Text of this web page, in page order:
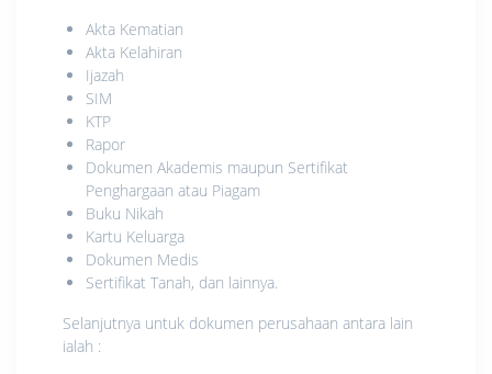
Akta Kematian
Akta Kelahiran
Ijazah
SIM
KTP
Rapor
Dokumen Akademis maupun Sertifikat
Penghargaan atau Piagam
Buku Nikah
Kartu Keluarga
Dokumen Medis
Sertifikat Tanah, dan lainnya.
Selanjutnya untuk dokumen perusahaan antara lain
ialah :